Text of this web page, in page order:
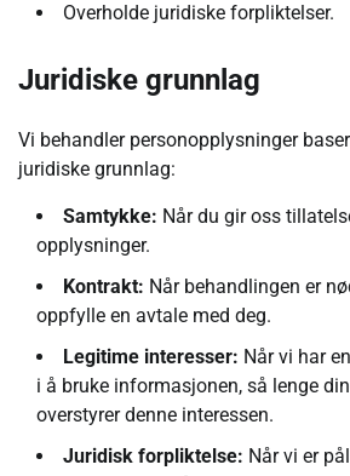
Overholde juridiske forpliktelser.
Juridiske grunnlag
Vi behandler personopplysninger
juridiske grunnlag:
Samtykke: Når du gir oss
opplysninger.
Kontrakt: Når behandlingen er
oppfylle en avtale med deg.
Legitime interesser: Når vi har
i å bruke informasjonen, så lenge
overstyrer denne interessen.
Juridisk forpliktelse: Når vi er